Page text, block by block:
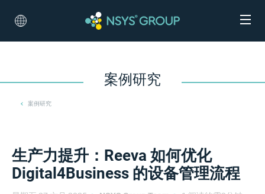
案例研究
案例研究
生产力提升：Reeva 如何优化
Digital4Business 的设备管理流程